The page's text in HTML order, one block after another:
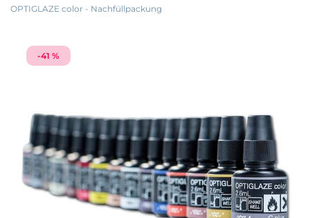
OPTIGLAZE color - Nachfüllpackung
-41 %